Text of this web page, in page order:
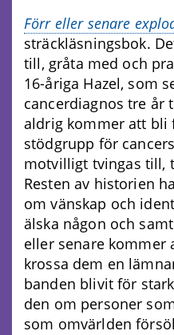
Förr eller senare
sträckläsningsbok.
till, gråta med och
16-åriga Hazel, som
cancerdiagnos tre år
aldrig kommer att bli
stödgrupp för
motvilligt tvingas till,
Resten av historien
om vänskap och
älska någon och
eller senare kommer
krossa dem en
banden blivit för
den om personer
som omvärlden